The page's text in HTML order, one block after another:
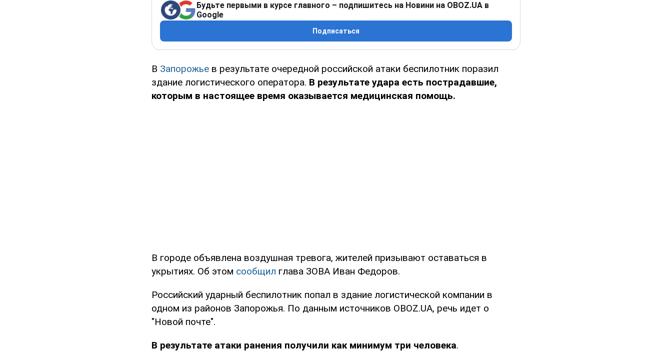
Будьте первыми в курсе главного – подпишитесь на Новини на OBOZ.UA в
Google
Подписаться
В Запорожье в результате очередной российской атаки беспилотник поразил
здание логистического оператора. В результате удара есть пострадавшие,
которым в настоящее время оказывается медицинская помощь.
В городе объявлена воздушная тревога, жителей призывают оставаться в
укрытиях. Об этом сообщил глава ЗОВА Иван Федоров.
Российский ударный беспилотник попал в здание логистической компании в
одном из районов Запорожья. По данным источников OBOZ.UA, речь идет о
"Новой почте".
В результате атаки ранения получили как минимум три человека.